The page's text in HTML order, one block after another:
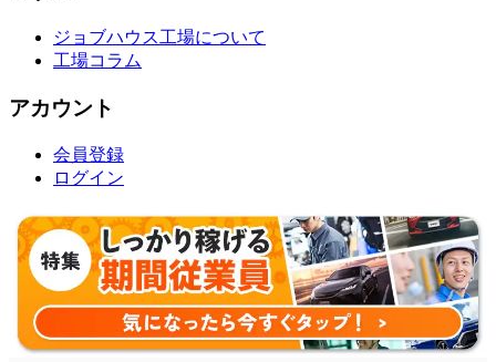
ジョブハウス工場について
工場コラム
アカウント
会員登録
ログイン